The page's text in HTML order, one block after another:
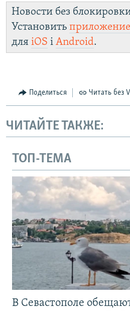
Новости без
Установить приложение
для iOS і Android.
Поделиться Читать без
ЧИТАЙТЕ ТАКЖЕ:
ТОП-ТЕМА
В Севастополе